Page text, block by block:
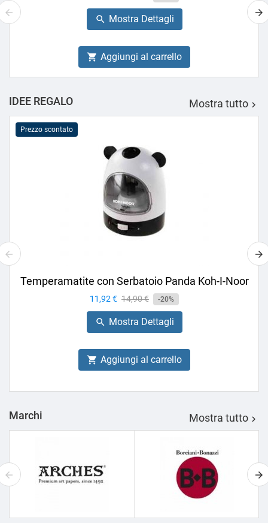
base
 Mostra Dettagli
 Aggiungi al carrello
IDEE REGALO Mostra tutto 
Prezzo scontato
Temperamatite con Serbatoio Panda Koh-I-Noor
Prezzo
11,92 € Prezzo
base
14,90 € -20%
 Mostra Dettagli
 Aggiungi al carrello
Marchi Mostra tutto 